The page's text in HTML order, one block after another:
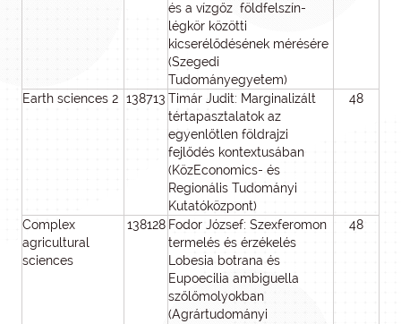
és a vízgőz földfelszín-
légkör közötti
kicserélődésének mérésére
(Szegedi
Tudományegyetem)
Earth sciences 2 138713 Timár Judit: Marginalizált
tértapasztalatok az
egyenlőtlen földrajzi
fejlődés kontextusában
(KözEconomics- és
Regionális Tudományi
Kutatóközpont)
48
Complex
agricultural
sciences
138128 Fodor József: Szexferomon
termelés és érzékelés
Lobesia botrana és
Eupoecilia ambiguella
szőlőmolyokban
(Agrártudományi
48